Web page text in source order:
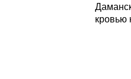
кровью